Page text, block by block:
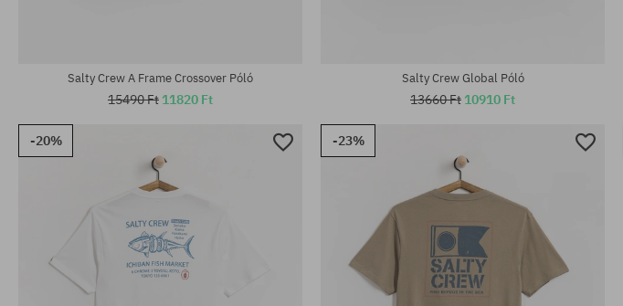
Salty Crew A Frame Crossover Póló
15490 Ft 11820 Ft
Salty Crew Global Póló
13660 Ft 10910 Ft
-20% -23%